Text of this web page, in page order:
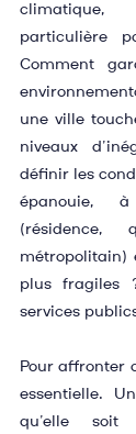
particulière
Comment
une ville
niveaux
définir les
épanouie,
(résidence,
métropolitain)
plus fragiles
services
Pour affronter
essentielle.
qu’elle soit